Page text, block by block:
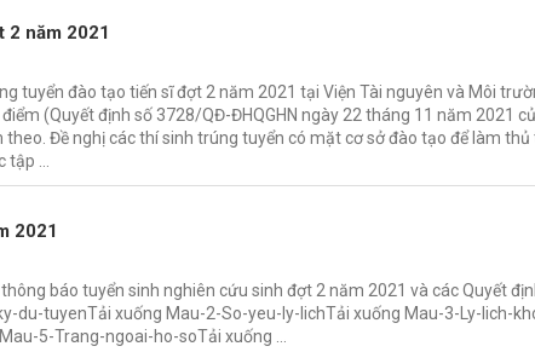
2 năm 2021
tuyển đào tạo tiến sĩ đợt 2 năm 2021 tại Viện Tài nguyên và Môi
(Quyết định số 3728/QĐ-ĐHQGHN ngày 22 tháng 11 năm 2021
Đề nghị các thí sinh trúng tuyển có mặt cơ sở đào tạo để làm thủ
tập …
2021
báo tuyển sinh nghiên cứu sinh đợt 2 năm 2021 và các Quyết
du-tuyenTải xuống Mau-2-So-yeu-ly-lichTải xuống Mau-3-Ly-lich-
5-Trang-ngoai-ho-soTải xuống …